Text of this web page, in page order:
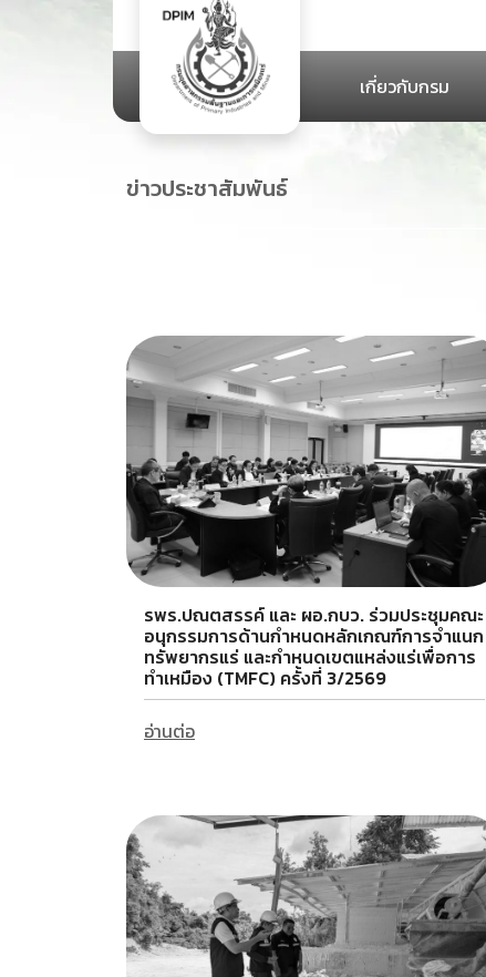
เกี่ยวกับกรม
ข่าวประชาสัมพันธ์
รพร.ปณตสรรค์ และ ผอ.กบว. ร่วมประชุมคณะ
อนุกรรมการด้านกำหนดหลักเกณฑ์การจำแนก
ทรัพยากรแร่ และกำหนดเขตแหล่งแร่เพื่อการ
ทำเหมือง (TMFC) ครั้งที่ 3/2569
อ่านต่อ